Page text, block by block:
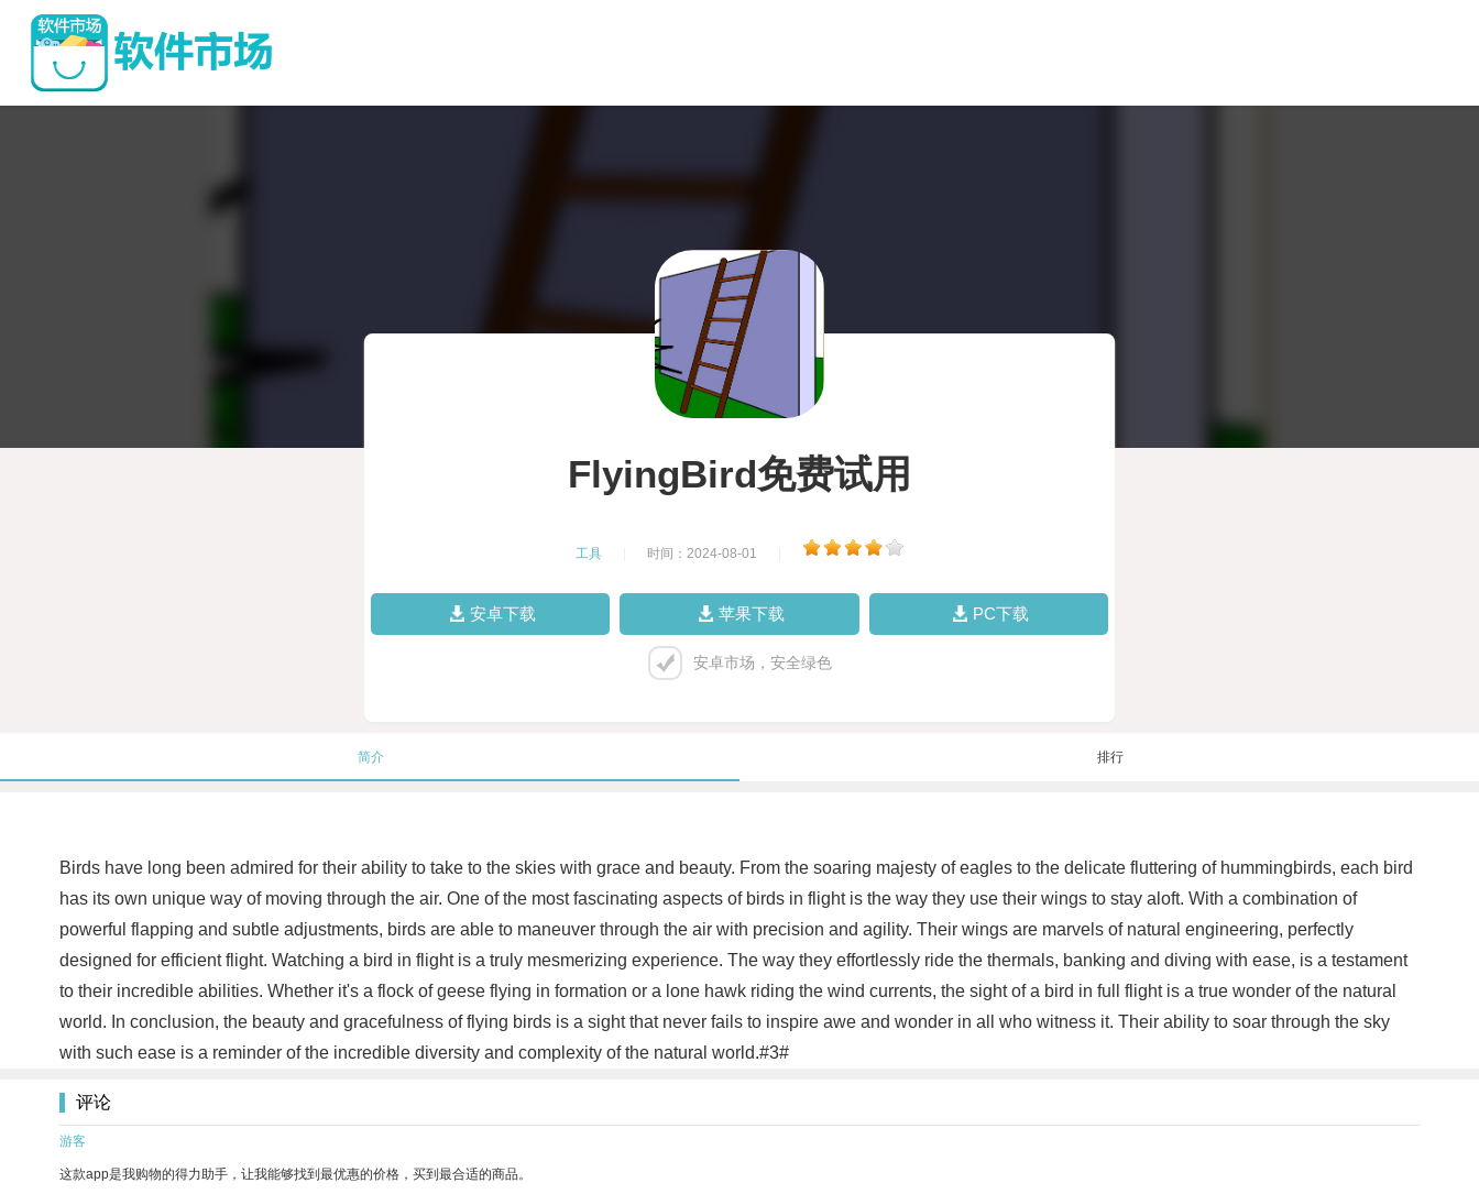
FlyingBird免费试用
工具 时间：2024-08-01
安卓下载 苹果下载 PC下载
安卓市场，安全绿色
简介 排行
Birds have long been admired for their ability to take to the skies with grace and beauty. From the soaring majesty of eagles to the delicate fluttering of hummingbirds, each bird
has its own unique way of moving through the air. One of the most fascinating aspects of birds in flight is the way they use their wings to stay aloft. With a combination of
powerful flapping and subtle adjustments, birds are able to maneuver through the air with precision and agility. Their wings are marvels of natural engineering, perfectly
designed for efficient flight. Watching a bird in flight is a truly mesmerizing experience. The way they effortlessly ride the thermals, banking and diving with ease, is a testament
to their incredible abilities. Whether it's a flock of geese flying in formation or a lone hawk riding the wind currents, the sight of a bird in full flight is a true wonder of the natural
world. In conclusion, the beauty and gracefulness of flying birds is a sight that never fails to inspire awe and wonder in all who witness it. Their ability to soar through the sky
with such ease is a reminder of the incredible diversity and complexity of the natural world.#3#
评论
游客
这款app是我购物的得力助手，让我能够找到最优惠的价格，买到最合适的商品。